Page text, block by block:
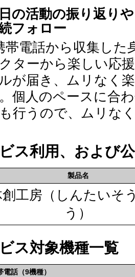
の活動の振り返り
フォロー
帯電話から収集した
ターから楽しい応
が届き、ムリなく
個人のペースに合
行うので、ムリな
ス利用、および
製品名
工房（しんたいそ
う）
ス対象機種一覧
話（9機種）